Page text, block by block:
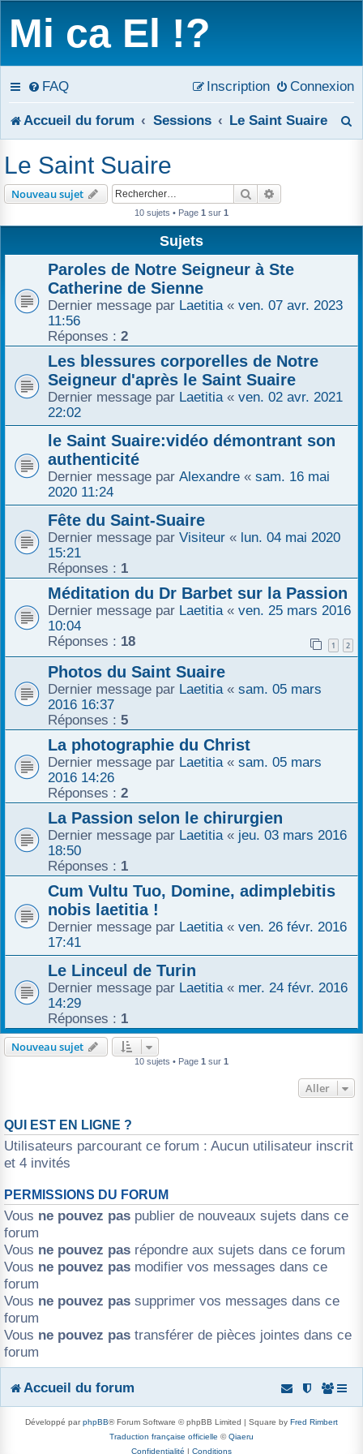
Mi ca El !?
FAQ Connexion
Inscription
Accueil du forum Sessions Le Saint Suaire
Le Saint Suaire
Nouveau sujet Rechercher
10 sujets • Page 1 sur 1
Sujets
Paroles de Notre Seigneur à Ste
Catherine de Sienne
Dernier message par Laetitia « ven. 07 avr. 2023
11:56
Réponses : 2
Les blessures corporelles de Notre
Seigneur d'après le Saint Suaire
Dernier message par Laetitia « ven. 02 avr. 2021
22:02
le Saint Suaire:vidéo démontrant son
authenticité
Dernier message par Alexandre « sam. 16 mai
2020 11:24
Fête du Saint-Suaire
Dernier message par Visiteur « lun. 04 mai 2020
15:21
Réponses : 1
Méditation du Dr Barbet sur la Passion
Dernier message par Laetitia « ven. 25 mars 2016
10:04
Réponses : 18 1 2
Photos du Saint Suaire
Dernier message par Laetitia « sam. 05 mars
2016 16:37
Réponses : 5
La photographie du Christ
Dernier message par Laetitia « sam. 05 mars
2016 14:26
Réponses : 2
La Passion selon le chirurgien
Dernier message par Laetitia « jeu. 03 mars 2016
18:50
Réponses : 1
Cum Vultu Tuo, Domine, adimplebitis
nobis laetitia !
Dernier message par Laetitia « ven. 26 févr. 2016
17:41
Le Linceul de Turin
Dernier message par Laetitia « mer. 24 févr. 2016
14:29
Réponses : 1
Nouveau sujet
10 sujets • Page 1 sur 1
Aller
QUI EST EN LIGNE ?
Utilisateurs parcourant ce forum : Aucun utilisateur inscrit
et 4 invités
PERMISSIONS DU FORUM
Vous ne pouvez pas publier de nouveaux sujets dans ce
forum
Vous ne pouvez pas répondre aux sujets dans ce forum
Vous ne pouvez pas modifier vos messages dans ce
forum
Vous ne pouvez pas supprimer vos messages dans ce
forum
Vous ne pouvez pas transférer de pièces jointes dans ce
forum
Accueil du forum
Développé parphpBB® Forum Software © phpBB Limited | Square by Fred Rimbert
Traduction française officielle ©Qiaeru
Confidentialité
Conditions